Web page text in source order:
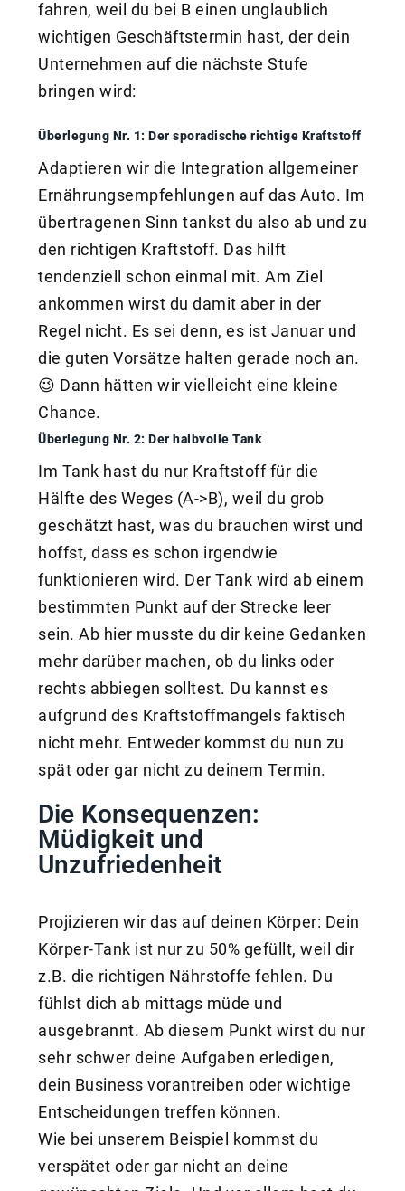
fahren, weil du bei B einen unglaublich
wichtigen Geschäftstermin hast, der dein
Unternehmen auf die nächste Stufe
bringen wird:
Überlegung Nr. 1: Der sporadische richtige Kraftstoff
Adaptieren wir die Integration allgemeiner
Ernährungsempfehlungen auf das Auto. Im
übertragenen Sinn tankst du also ab und zu
den richtigen Kraftstoff. Das hilft
tendenziell schon einmal mit. Am Ziel
ankommen wirst du damit aber in der
Regel nicht. Es sei denn, es ist Januar und
die guten Vorsätze halten gerade noch an.
😉 Dann hätten wir vielleicht eine kleine
Chance.
Überlegung Nr. 2: Der halbvolle Tank
Im Tank hast du nur Kraftstoff für die
Hälfte des Weges (A->B), weil du grob
geschätzt hast, was du brauchen wirst und
hoffst, dass es schon irgendwie
funktionieren wird. Der Tank wird ab einem
bestimmten Punkt auf der Strecke leer
sein. Ab hier musste du dir keine Gedanken
mehr darüber machen, ob du links oder
rechts abbiegen solltest. Du kannst es
aufgrund des Kraftstoffmangels faktisch
nicht mehr. Entweder kommst du nun zu
spät oder gar nicht zu deinem Termin.
Die Konsequenzen:
Müdigkeit und
Unzufriedenheit
Projizieren wir das auf deinen Körper: Dein
Körper-Tank ist nur zu 50% gefüllt, weil dir
z.B. die richtigen Nährstoffe fehlen. Du
fühlst dich ab mittags müde und
ausgebrannt. Ab diesem Punkt wirst du nur
sehr schwer deine Aufgaben erledigen,
dein Business vorantreiben oder wichtige
Entscheidungen treffen können.
Wie bei unserem Beispiel kommst du
verspätet oder gar nicht an deine